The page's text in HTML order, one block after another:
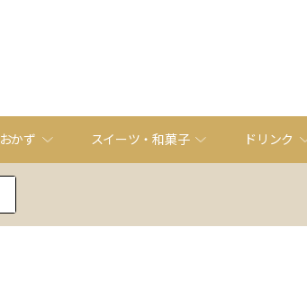
おかず スイーツ・和菓子 ドリンク